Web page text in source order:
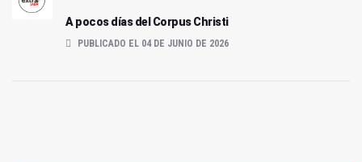
A pocos días del Corpus Christi
PUBLICADO EL 04 DE JUNIO DE 2026